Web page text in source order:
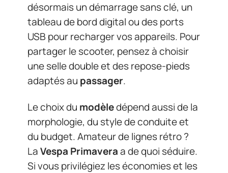
désormais un démarrage sans clé, un
tableau de bord digital ou des ports
USB pour recharger vos appareils. Pour
partager le scooter, pensez à choisir
une selle double et des repose-pieds
adaptés au passager.
Le choix du modèledépend aussi de la
morphologie, du style de conduite et
du budget. Amateur de lignes rétro ?
LaVespa Primaveraa de quoi séduire.
Si vous privilégiez les économies et les